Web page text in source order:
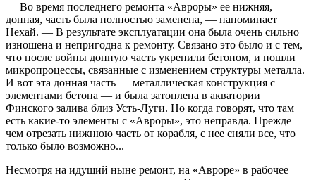
— Во время последнего ремонта «Авроры» ее нижняя,
донная, часть была полностью заменена, — напоминает
Нехай. — В результате эксплуатации она была очень сильно
изношена и непригодна к ремонту. Связано это было и с тем,
что после войны донную часть укрепили бетоном, и пошли
микропроцессы, связанные с изменением структуры металла.
И вот эта донная часть — металлическая конструкция с
элементами бетона — и была затоплена в акватории
Финского залива близ Усть-Луги. Но когда говорят, что там
есть какие-то элементы с «Авроры», это неправда. Прежде
чем отрезать нижнюю часть от корабля, с нее сняли все, что
только было возможно...
Несмотря на идущий ныне ремонт, на «Авроре» в рабочее